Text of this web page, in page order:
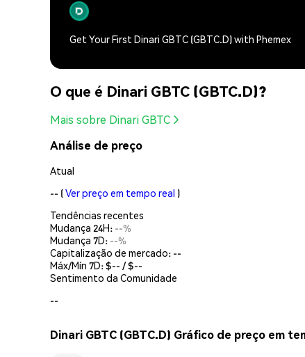
Get Your First Dinari GBTC (GBTC.D) with Phemex
O que é Dinari GBTC (GBTC.D)?
Mais sobre Dinari GBTC
Análise de preço
Atual
-- (Ver preço em tempo real )
Tendências recentes
Mudança 24H: --%
Mudança 7D: --%
Capitalização de mercado: --
Máx/Mín 7D: $-- / $--
Sentimento da Comunidade
--
Dinari GBTC (GBTC.D) Gráfico de preço em